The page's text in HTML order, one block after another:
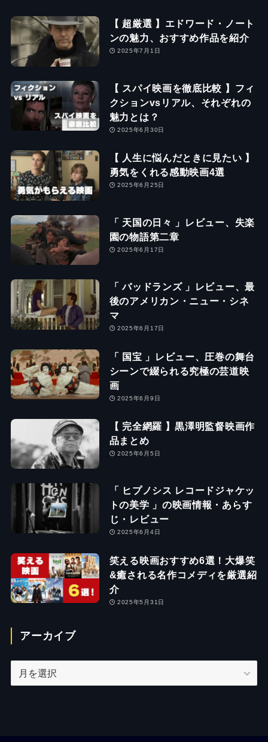
【 超厳選 】エドワード・ノート
ンの魅力、おすすめ作品を紹介
2025年7月1日
【 スパイ映画を徹底比較 】フィ
クションvsリアル、それぞれの
魅力とは？
2025年6月30日
【 人生に悩んだときに見たい 】
勇気をくれる感動映画4選
2025年6月25日
「 天国の日々 」レビュー、失楽
園の物語第二章
2025年6月17日
「 バッドランズ 」レビュー、最
後のアメリカン・ニュー・シネ
マ
2025年6月17日
「 国宝 」レビュー、圧巻の舞台
シーンで綴られる究極の芸道映
画
2025年6月9日
【 完全網羅 】黒澤明監督映画作
品まとめ
2025年6月5日
「 ヒプノシス レコードジャケッ
トの美学 」の映画情報・あらす
じ・レビュー
2025年6月4日
笑える映画おすすめ6選！大爆笑
&癒される名作コメディを厳選紹
介
2025年5月31日
アーカイブ
ー